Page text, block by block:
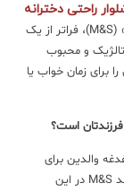
راحتی دخترانه
از برند پرآوازه و سلطنتی انگلستان «مارکس اند اسپنسر» (M&S)، فراتر از یک
و محبوب
برای زمان خواب یا
است؟
دغدغه والدین برای
لباس خواب، عرق کردن کودک یا خارش پوست است. برند M&S در این